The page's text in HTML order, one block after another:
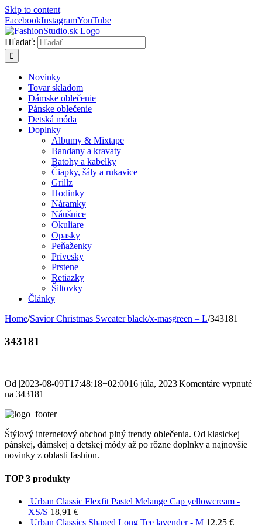
Skip to content
FacebookInstagramYouTube
Hľadať:
Novinky
Tovar skladom
Dámske oblečenie
Pánske oblečenie
Detská móda
Doplnky
Albumy & Mixtape
Bandany a kravaty
Batohy a kabelky
Čiapky, šály a rukavice
Grillz
Hodinky
Náramky
Náušnice
Okuliare
Opasky
Peňaženky
Prívesky
Prstene
Retiazky
Šiltovky
Články
Home/Savior Christmas Sweater black/x-masgreen – L/343181
343181
Od |2023-08-09T17:48:18+02:0016 júla, 2023|Komentáre vypnuté
na 343181
Štýlový internetový obchod plný trendy oblečenia. Od klasickej
pánskej, dámskej a detskej módy až po rôzne doplnky a najnovšie
novinky z oblasti fashion.
TOP 3 produkty
Urban Classic Flexfit Pastel Melange Cap yellowcream -
XS/S 18,91 €
Urban Classics Shaped Long Tee lavender - M 12,25 €